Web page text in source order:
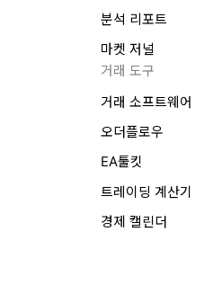
분석 리포트
마켓 저널
거래 도구
거래 소프트웨어
오더플로우
EA툴킷
트레이딩 계산기
경제 캘린더